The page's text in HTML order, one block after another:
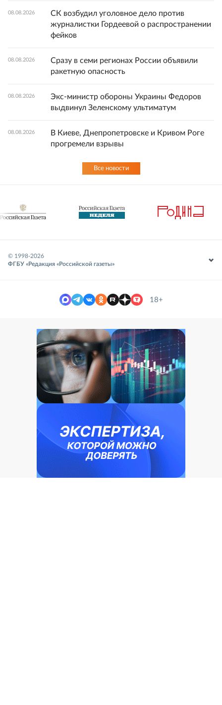
08.08.2026
СК возбудил уголовное дело против
журналистки Гордеевой о распространении
фейков
08.08.2026
Сразу в семи регионах России объявили
ракетную опасность
08.08.2026
Экс-министр обороны Украины Федоров
выдвинул Зеленскому ультиматум
08.08.2026
В Киеве, Днепропетровске и Кривом Роге
прогремели взрывы
Все новости
© 1998-2026
ФГБУ «Редакция «Российской газеты»
18+